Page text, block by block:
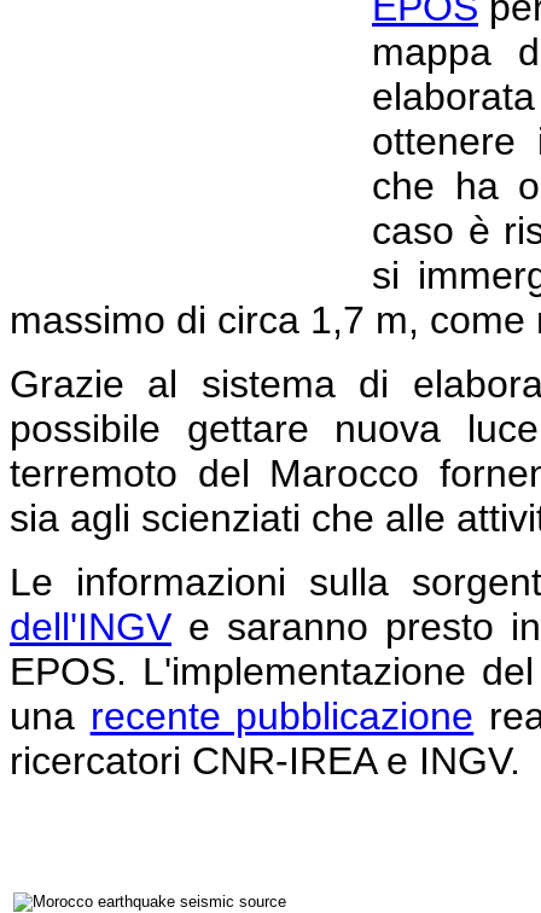
mappa
ottenere
che ha
caso è
si
massimo di circa 1,7 m,
Grazie al sistema di
possibile gettare nuova
terremoto del Marocco
sia agli scienziati che alle
Le informazioni sulla
dell'INGV e saranno presto
EPOS. L'implementazione
una recente pubblicazione
ricercatori CNR-IREA e INGV.